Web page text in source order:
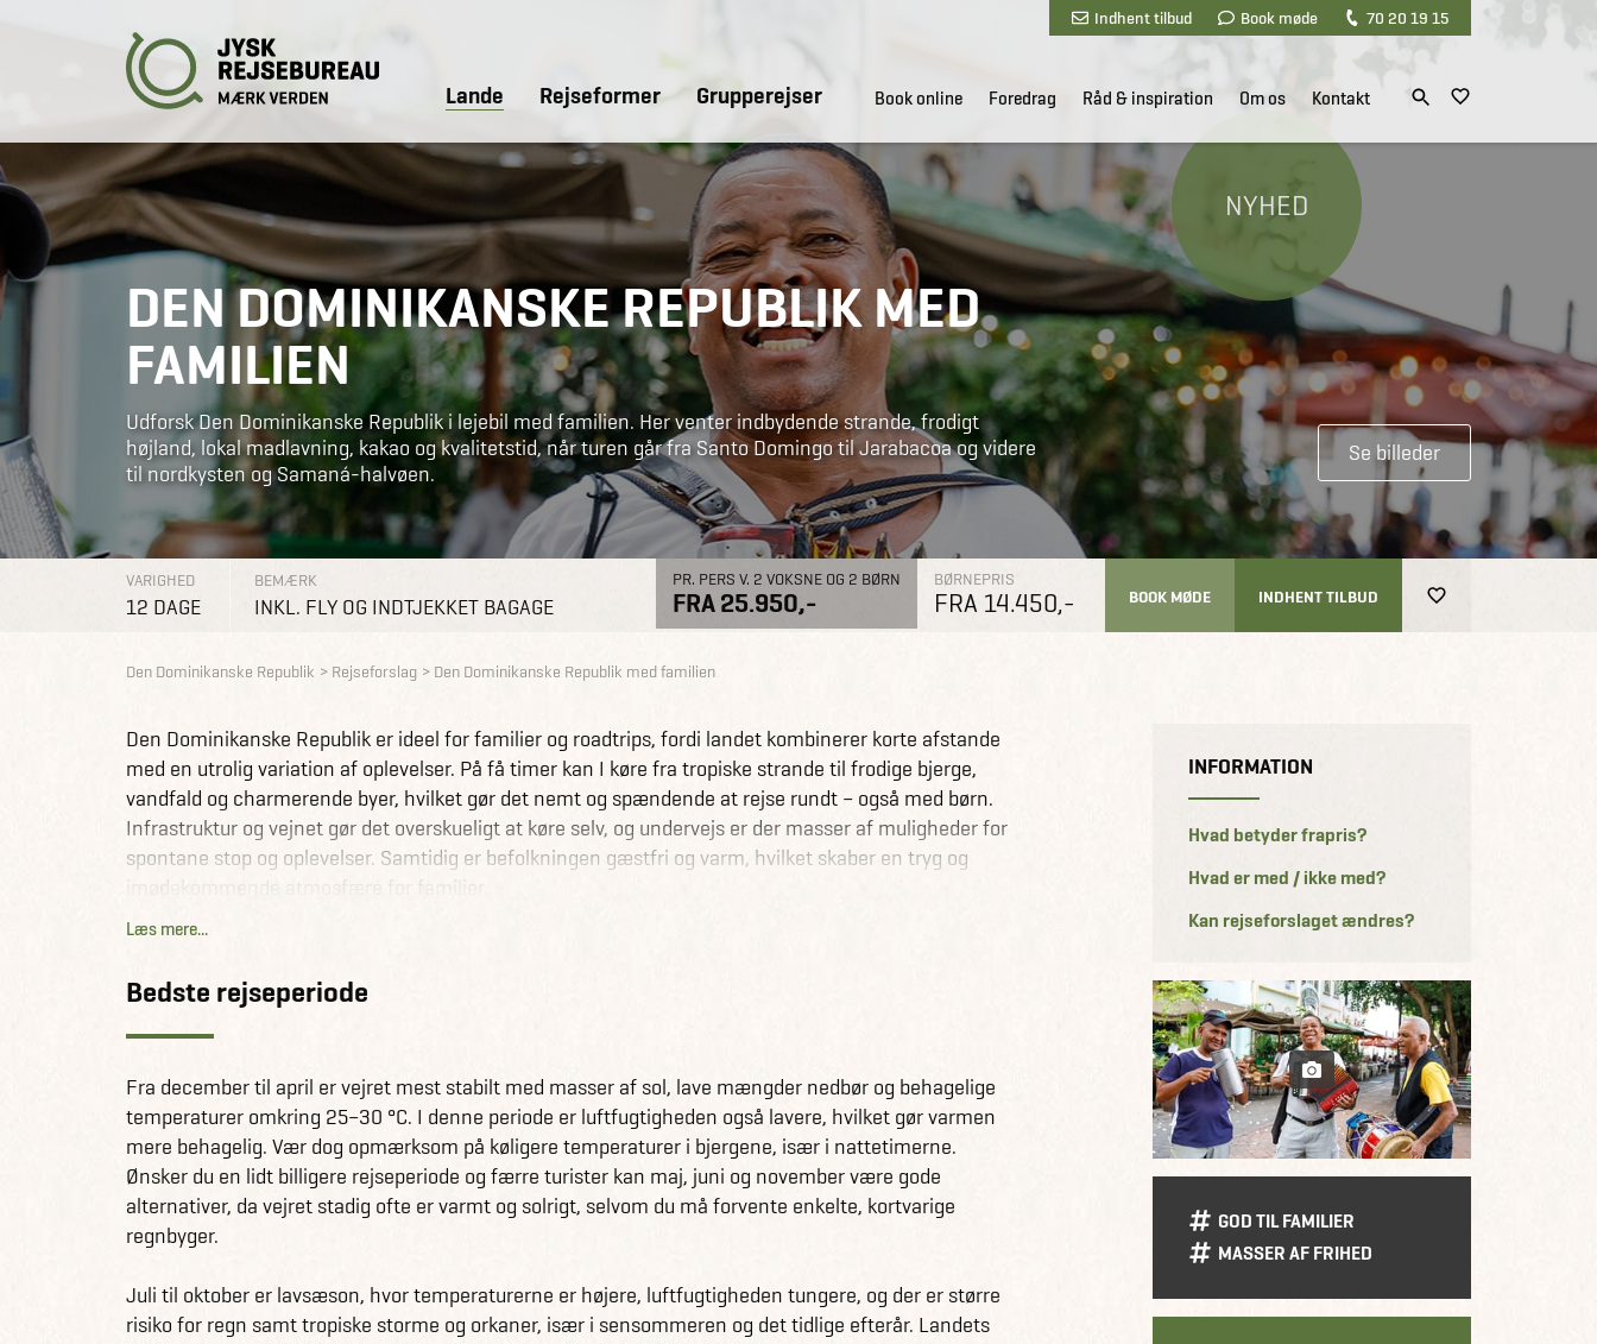
Indhent tilbud Book møde 70 20 19 15
Lande Rejseformer Grupperejser Book online Foredrag Råd & inspiration Om os Kontakt
NYHED
DEN DOMINIKANSKE REPUBLIK MED
FAMILIEN
Udforsk Den Dominikanske Republik i lejebil med familien. Her venter indbydende strande, frodigt
højland, lokal madlavning, kakao og kvalitetstid, når turen går fra Santo Domingo til Jarabacoa og videre
til nordkysten og Samaná-halvøen.
Se billeder
VARIGHED
12 DAGE
BEMÆRK
INKL. FLY OG INDTJEKKET BAGAGE
PR. PERS V. 2 VOKSNE OG 2 BØRN
FRA 25.950,-
BØRNEPRIS
FRA 14.450,- BOOK MØDE INDHENT TILBUD
Den Dominikanske Republik Rejseforslag Den Dominikanske Republik med familien
Den Dominikanske Republik er ideel for familier og roadtrips, fordi landet kombinerer korte afstande
med en utrolig variation af oplevelser. På få timer kan I køre fra tropiske strande til frodige bjerge,
vandfald og charmerende byer, hvilket gør det nemt og spændende at rejse rundt – også med børn.
Infrastruktur og vejnet gør det overskueligt at køre selv, og undervejs er der masser af muligheder for
spontane stop og oplevelser. Samtidig er befolkningen gæstfri og varm, hvilket skaber en tryg og
imødekommende atmosfære for familier.
prøve kræfter med lokal kogekunst og lære om chokoladeproduktion, inden I fortsætter til Jarabacoa i
højlandet i lejebil. Her kan I nyde dage i naturen med vandring og vandfald eller aktiviteter som
rafting og mountainbiking.
Siden finder I til nordkysten, hvor I skal bo i naturrige rammer i en ecolodge nær Puerto Plata. Tiden
kan gå med sjove familieaktiviteter i lodgen eller udforskning af nærområdet i lejebilen. En autentisk
farmtur og tubingoplevelse er også inkluderet i jeres rejse.
Sidste stop er hyggelige Las Terranas, som ligger på den attraktive Samaná-halvø. Her skal I på en
bådtur til en nationalpark og ø og har ellers tid til at slappe af og nyde de vidunderlige omgivelser med
skræddersyes, så den matcher jeres drømme.
Læs mere...
Bedste rejseperiode
Fra december til april er vejret mest stabilt med masser af sol, lave mængder nedbør og behagelige
temperaturer omkring 25–30 °C. I denne periode er luftfugtigheden også lavere, hvilket gør varmen
mere behagelig. Vær dog opmærksom på køligere temperaturer i bjergene, især i nattetimerne.
Ønsker du en lidt billigere rejseperiode og færre turister kan maj, juni og november være gode
alternativer, da vejret stadig ofte er varmt og solrigt, selvom du må forvente enkelte, kortvarige
regnbyger.
Juli til oktober er lavsæson, hvor temperaturerne er højere, luftfugtigheden tungere, og der er større
risiko for regn samt tropiske storme og orkaner, især i sensommeren og det tidlige efterår. Landets
INFORMATION
Hvad betyder frapris?
Hvad er med / ikke med?
Kan rejseforslaget ændres?
GOD TIL FAMILIER
MASSER AF FRIHED